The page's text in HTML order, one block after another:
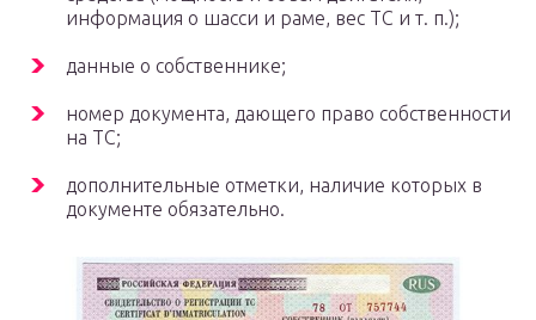
информация о шасси и раме, вес ТС и т. п.);
данные о собственнике;
номер документа, дающего право собственности
на ТС;
дополнительные отметки, наличие которых в
документе обязательно.